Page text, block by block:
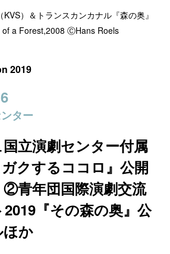
）＆トランスカンカナル『森の奥』
of a Forest,2008 ⒸHans Roels
2019
ター
立演劇センター付属
クするココロ』公開
青年団国際演劇交流
『その森の奥』公
か